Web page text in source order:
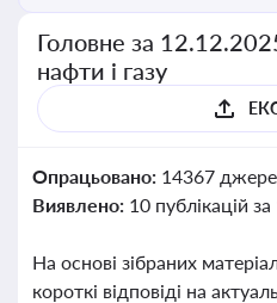
Головне за
нафти і газу
Опрацьовано: 14367
Виявлено: 10 публікацій
На основі зібраних
короткі відповіді на